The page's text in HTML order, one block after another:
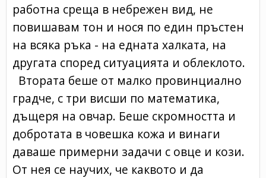
работна среща в небрежен вид, не
повишавам тон и нося по един пръстен
на всяка ръка - на едната халката, на
другата според ситуацията и облеклото.
Втората беше от малко провинциално
градче, с три висши по математика,
дъщеря на овчар. Беше скромността и
добротата в човешка кожа и винаги
даваше примерни задачи с овце и кози.
От нея се научих, че каквото и да